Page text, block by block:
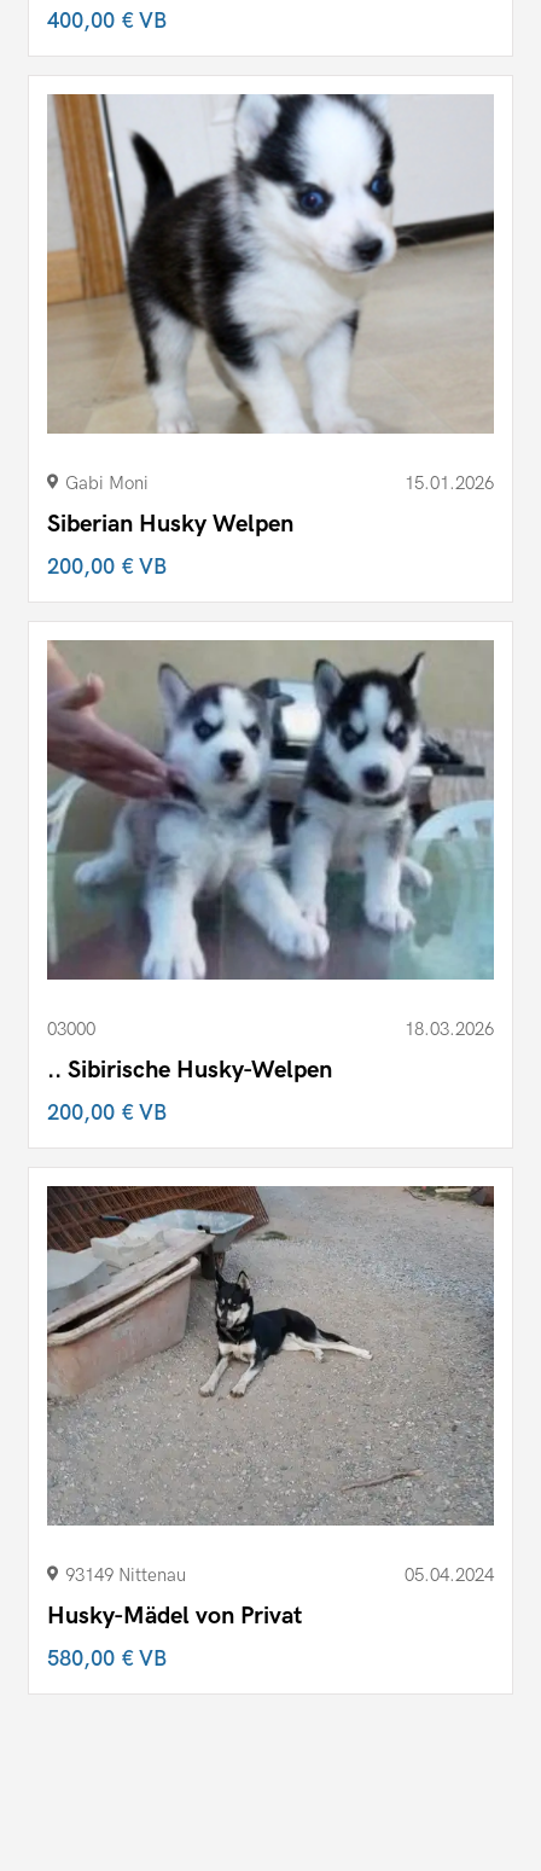
400,00 €VB
Gabi Moni 15.01.2026
Siberian Husky Welpen
200,00 €VB
03000 18.03.2026
.. Sibirische Husky-Welpen
200,00 €VB
93149 Nittenau 05.04.2024
Husky-Mädel von Privat
580,00 €VB